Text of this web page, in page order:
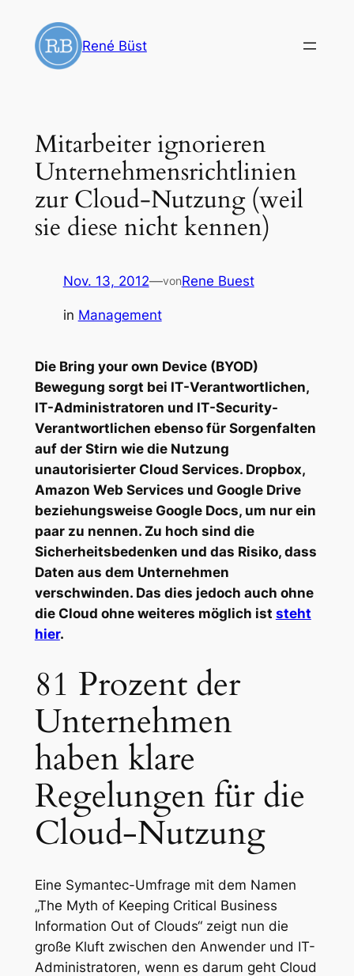
Inhalt
springen
René Büst
Mitarbeiter ignorieren
Unternehmensrichtlinien
zur Cloud-Nutzung (weil
sie diese nicht kennen)
Nov. 13, 2012—vonRene Buest
in Management
Die Bring your own Device (BYOD)
Bewegung sorgt bei IT-Verantwortlichen,
IT-Administratoren und IT-Security-
Verantwortlichen ebenso für Sorgenfalten
auf der Stirn wie die Nutzung
unautorisierter Cloud Services. Dropbox,
Amazon Web Services und Google Drive
beziehungsweise Google Docs, um nur ein
paar zu nennen. Zu hoch sind die
Sicherheitsbedenken und das Risiko, dass
Daten aus dem Unternehmen
verschwinden. Das dies jedoch auch ohne
die Cloud ohne weiteres möglich ist steht
hier.
81 Prozent der
Unternehmen
haben klare
Regelungen für die
Cloud-Nutzung
Eine Symantec-Umfrage mit dem Namen
„The Myth of Keeping Critical Business
Information Out of Clouds“ zeigt nun die
große Kluft zwischen den Anwender und IT-
Administratoren, wenn es darum geht Cloud